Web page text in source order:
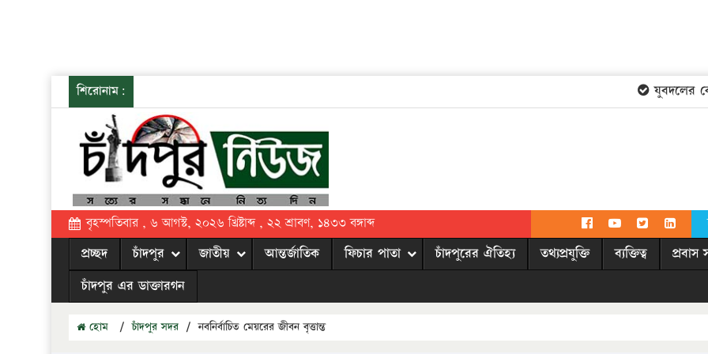
শিরোনাম: যুবদলের
বৃহস্পতিবার , ৬ আগস্ট, ২০২৬ খ্রিষ্টাব্দ , ২২ শ্রাবণ, ১৪৩৩ বঙ্গাব্দ
প্রচ্ছদ চাঁদপুর জাতীয় আন্তর্জাতিক ফিচার পাতা চাঁদপুরের ঐতিহ্য তথ্যপ্রযুক্তি ব্যক্তিত্ব প্রবাস
চাঁদপুর এর ডাক্তারগন
হোম / চাঁদপুর সদর / নবনির্বাচিত মেয়রের জীবন বৃত্তান্ত